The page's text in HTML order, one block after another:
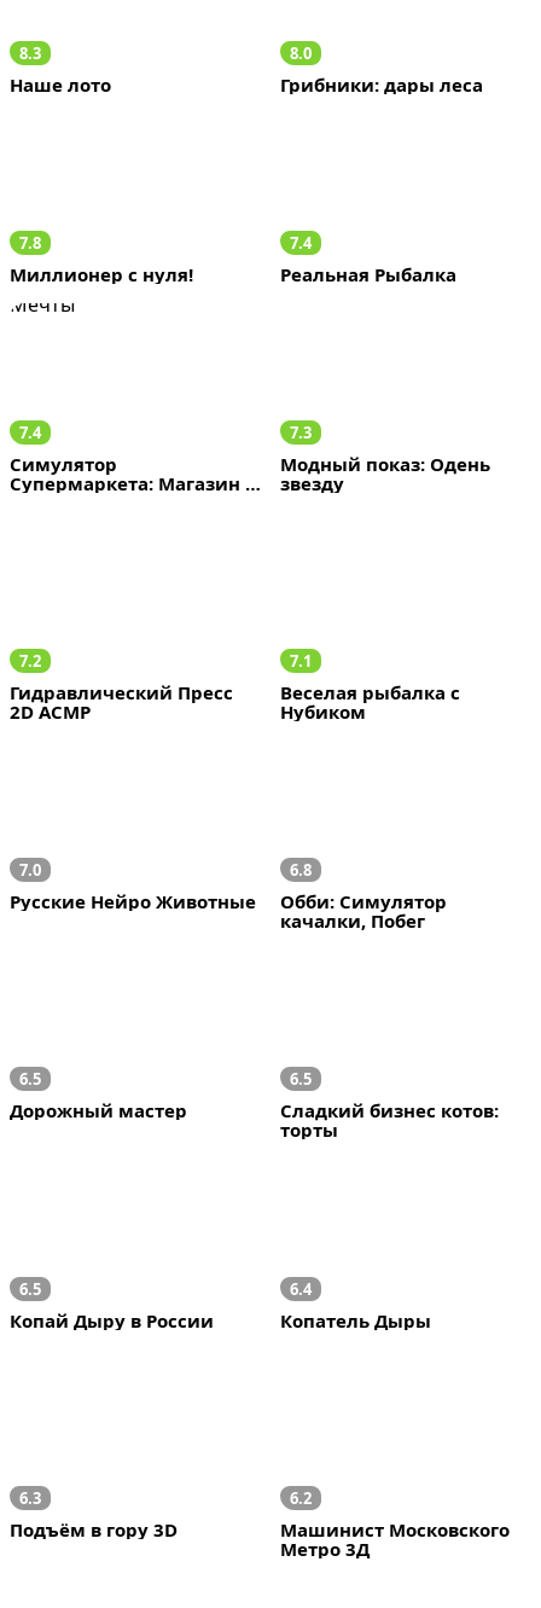
8.3
Наше лото
8.0
Грибники: дары леса
7.8
Миллионер с нуля!
7.4
Реальная Рыбалка
7.4
Симулятор
Супермаркета: Магазин
7.3
Модный показ: Одень
звезду
7.2
Гидравлический Пресс
2D АСМР
7.1
Веселая рыбалка с
Нубиком
7.0
Русские Нейро Животные
6.8
Обби: Симулятор
качалки, Побег
6.5
Дорожный мастер
6.5
Сладкий бизнес котов:
торты
6.5
Копай Дыру в России
6.4
Копатель Дыры
6.3
Подъём в гору 3D
6.2
Машинист Московского
Метро 3Д